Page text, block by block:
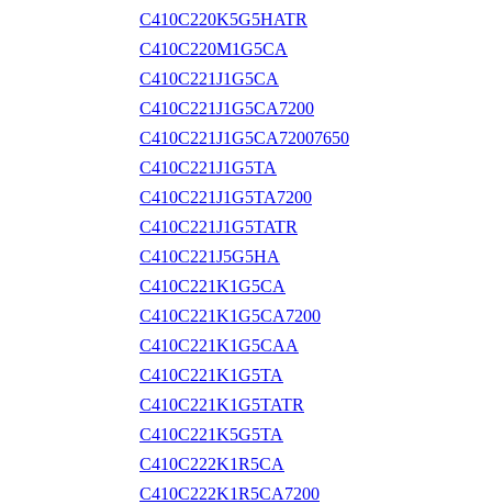
C410C220K5G5HATR
C410C220M1G5CA
C410C221J1G5CA
C410C221J1G5CA7200
C410C221J1G5CA72007650
C410C221J1G5TA
C410C221J1G5TA7200
C410C221J1G5TATR
C410C221J5G5HA
C410C221K1G5CA
C410C221K1G5CA7200
C410C221K1G5CAA
C410C221K1G5TA
C410C221K1G5TATR
C410C221K5G5TA
C410C222K1R5CA
C410C222K1R5CA7200